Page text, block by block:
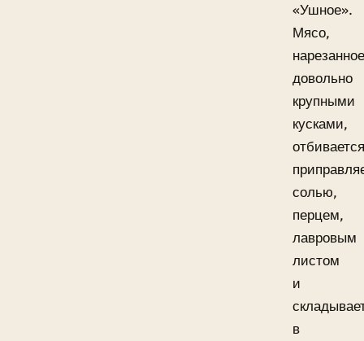
«Ушное».
Мясо,
нарезанное
довольно
крупными
кусками,
солью,
перцем,
лавровым
листом
и
в